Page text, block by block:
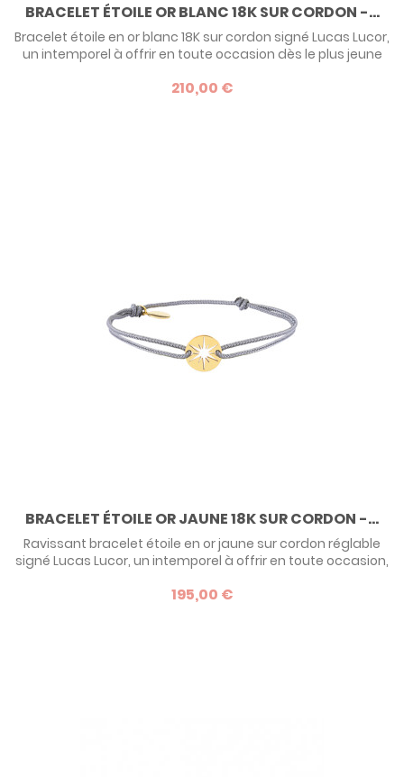
BRACELET ÉTOILE OR BLANC 18K SUR CORDON -...
Bracelet étoile en or blanc 18K sur cordon signé Lucas Lucor,
un intemporel à offrir en toute occasion dès le plus jeune
210,00 €
BRACELET ÉTOILE OR JAUNE 18K SUR CORDON -...
Ravissant bracelet étoile en or jaune sur cordon réglable
signé Lucas Lucor, un intemporel à offrir en toute occasion,
195,00 €